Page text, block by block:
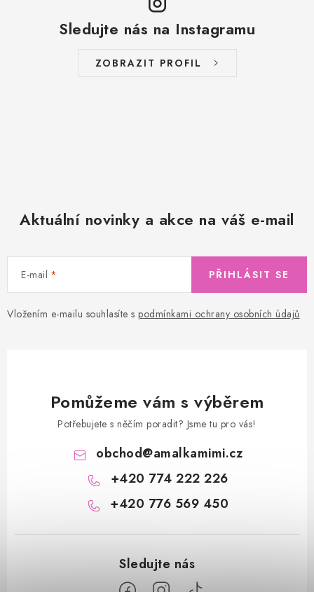
Sledujte nás na Instagramu
ZOBRAZIT PROFIL
Aktuální novinky a akce na váš e-mail
E-mail
Vložením e-mailu souhlasíte s podmínkami ochrany osobních údajů
PŘIHLÁSIT SE
Pomůžeme vám s výběrem
Potřebujete s něčím poradit? Jsme tu pro vás!
obchod@amalkamimi.cz
+420 774 222 226
+420 776 569 450